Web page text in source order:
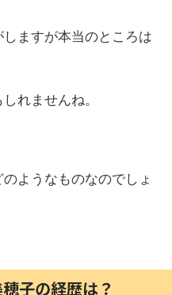
ますが本当のところは
れませんね。
ようなものなのでしょ
子の経歴は？